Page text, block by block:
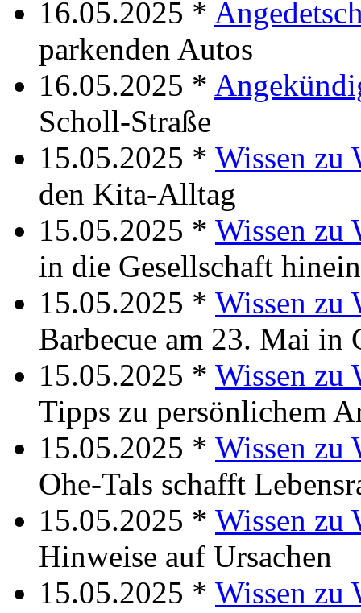
16.05.2025 *
parkenden Autos
16.05.2025 *
Scholl-Straße
15.05.2025 * Wissen zu
den Kita-Alltag
15.05.2025 * Wissen zu
in die Gesellschaft
15.05.2025 * Wissen zu
Barbecue am 23. Mai in
15.05.2025 * Wissen zu
Tipps zu persönlichem
15.05.2025 * Wissen zu
Ohe-Tals schafft
15.05.2025 * Wissen zu
Hinweise auf Ursachen
15.05.2025 * Wissen zu